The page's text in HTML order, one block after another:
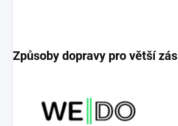
Způsoby dopravy pro větší